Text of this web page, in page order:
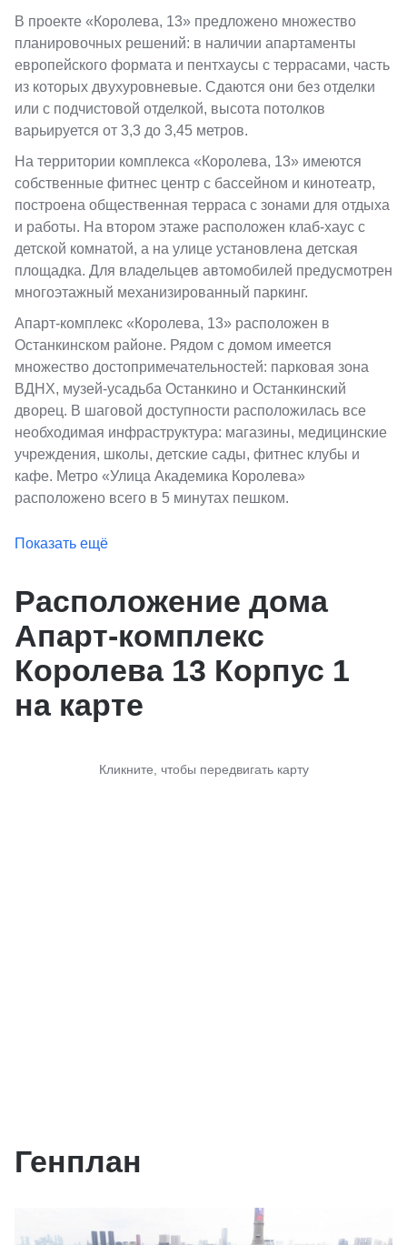
В проекте «Королева, 13» предложено множество
планировочных решений: в наличии апартаменты
европейского формата и пентхаусы с террасами, часть
из которых двухуровневые. Сдаются они без отделки
или с подчистовой отделкой, высота потолков
варьируется от 3,3 до 3,45 метров.
На территории комплекса «Королева, 13» имеются
собственные фитнес центр с бассейном и кинотеатр,
построена общественная терраса с зонами для отдыха
и работы. На втором этаже расположен клаб-хаус с
детской комнатой, а на улице установлена детская
площадка. Для владельцев автомобилей предусмотрен
многоэтажный механизированный паркинг.
Апарт-комплекс «Королева, 13» расположен в
Останкинском районе. Рядом с домом имеется
множество достопримечательностей: парковая зона
ВДНХ, музей-усадьба Останкино и Останкинский
дворец. В шаговой доступности расположилась все
необходимая инфраструктура: магазины, медицинские
учреждения, школы, детские сады, фитнес клубы и
кафе. Метро «Улица Академика Королева»
расположено всего в 5 минутах пешком.
Показать ещё
Расположение дома
Апарт-комплекс
Королева 13 Корпус 1
на карте
Кликните, чтобы передвигать карту
Генплан